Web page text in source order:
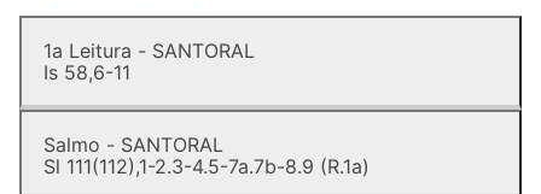
1a Leitura - SANTORAL
Is 58,6-11
Salmo - SANTORAL
Sl 111(112),1-2.3-4.5-7a.7b-8.9 (R.1a)